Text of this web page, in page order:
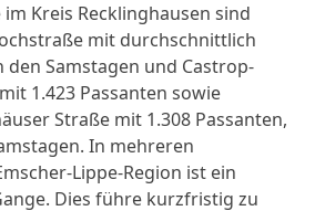
Kreis Recklinghausen sind
mit durchschnittlich
den Samstagen und Castrop-
1.423 Passanten sowie
Straße mit 1.308 Passanten,
In mehreren
Lippe-Region ist ein
Dies führe kurzfristig zu